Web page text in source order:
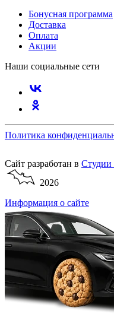
Бонусная программа
Доставка
Оплата
Акции
Наши социальные сети
Политика
Сайт разработан в Студии
2026
Информация о сайте